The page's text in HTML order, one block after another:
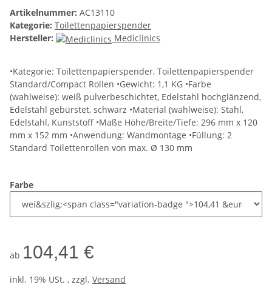
Artikelnummer: AC13110
Kategorie: Toilettenpapierspender
Hersteller:
Mediclinics
•Kategorie: Toilettenpapierspender, Toilettenpapierspender
Standard/Compact Rollen •Gewicht: 1,1 KG •Farbe
(wahlweise): weiß pulverbeschichtet, Edelstahl hochglänzend,
Edelstahl gebürstet, schwarz •Material (wahlweise): Stahl,
Edelstahl, Kunststoff •Maße Höhe/Breite/Tiefe: 296 mm x 120
mm x 152 mm •Anwendung: Wandmontage •Füllung: 2
Standard Toilettenrollen von max. Ø 130 mm
Farbe
ab 104,41 €
inkl. 19% USt. , zzgl. Versand